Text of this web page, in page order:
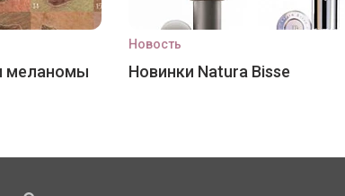
меланомы
Новость
Новинки Natura Bisse